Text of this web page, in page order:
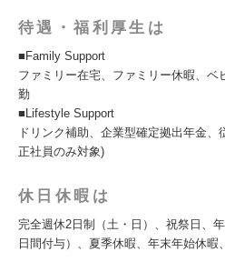
待遇・福利厚生は
■Family Support
ファミリー在宅、ファミリー休暇、ベ
勤
■Lifestyle Support
ドリンク補助、企業型確定拠出年金
正社員のみ対象)
休日休暇は
完全週休2日制（土・日）、祝祭日、
日間付与）、夏季休暇、年末年始休